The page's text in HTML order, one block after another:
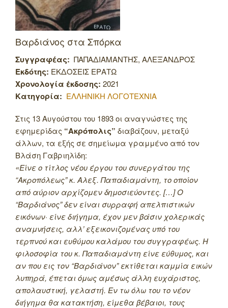
Βαρδιάνος στα Σπόρκα
Συγγραφέας: ΠΑΠΑΔΙΑΜΑΝΤΗΣ, ΑΛΕΞΑΝΔΡΟΣ
Εκδότης: ΕΚΔΟΣΕΙΣ ΕΡΑΤΩ
Χρονολογία έκδοσης: 2021
Κατηγορία: ΕΛΛΗΝΙΚΗ ΛΟΓΟΤΕΧΝΙΑ
Στις 13 Αυγούστου του 1893 οι αναγνώστες της
εφημερίδας “Ακρόπολις” διαβάζουν, μεταξύ
άλλων, τα εξής σε σημείωμα γραμμένο από τον
Βλάση Γαβριηλίδη:
«Είνε ο τίτλος νέου έργου του συνεργάτου της
“Ακροπόλεως” κ. Αλεξ. Παπαδιαμάντη, το οποίον
από αύριον αρχίζομεν δημοσιεύοντες. […] Ο
“Βαρδιάνος” δεν είναι συρραφή απελπιστικών
εικόνων· είνε διήγημα, έχον μεν βάσιν χολερικάς
αναμνήσεις, αλλ’ εξεικονιζομένας υπό του
τερπνού και ευθύμου καλάμου του συγγραφέως. Η
φιλοσοφία του κ. Παπαδιαμάντη είνε εύθυμος, και
αν που εις τον “Βαρδιάνον” εκτίθεται καμμία εικών
λυπηρά, έπεται όμως αμέσως άλλη ευχάριστος,
απολαυστική, γελαστή. Εν τω όλω του το νέον
διήγημα θα κατακτήση, είμεθα βέβαιοι, τους